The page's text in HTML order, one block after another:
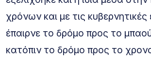
χρόνων και με τις κυβερνητικές
έπαιρνε το δρόμο προς το
κατόπιν το δρόμο προς το